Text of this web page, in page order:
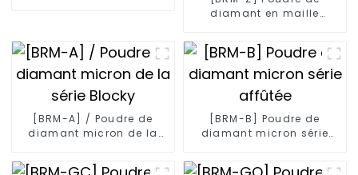
diamant en maille
[BRM-A] / Poudre de
diamant micron de la
[BRM-B] Poudre de
diamant micron série